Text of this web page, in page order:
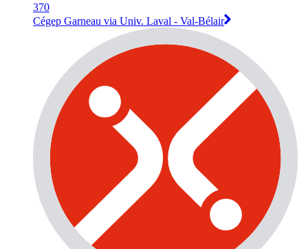
370
Cégep Garneau via Univ. Laval - Val-Bélair